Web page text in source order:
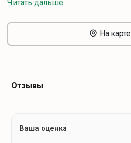
Впиццериичасто проводятся
Читать дальше
На карте
Отзывы
Ваша оценка